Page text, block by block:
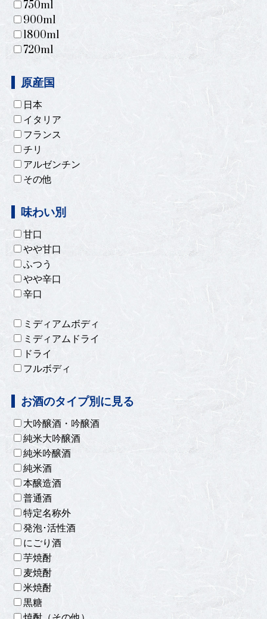
750ml
900ml
1800ml
720ml
原産国
日本
イタリア
フランス
チリ
アルゼンチン
その他
味わい別
甘口
やや甘口
ふつう
やや辛口
辛口
ミディアムボディ
ミディアムドライ
ドライ
フルボディ
お酒のタイプ別に見る
大吟醸酒・吟醸酒
純米大吟醸酒
純米吟醸酒
純米酒
本醸造酒
普通酒
特定名称外
発泡･活性酒
にごり酒
芋焼酎
麦焼酎
米焼酎
黒糖